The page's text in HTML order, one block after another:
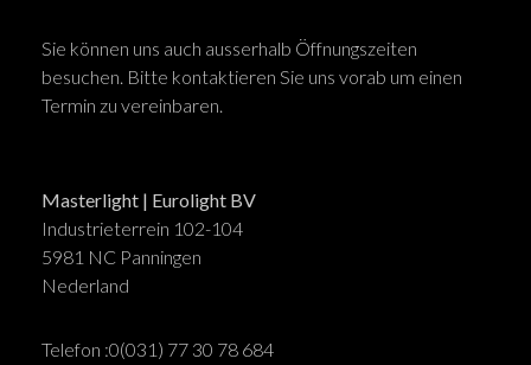
Sie können uns auch ausserhalb Öffnungszeiten
besuchen. Bitte kontaktieren Sie uns vorab um einen
Termin zu vereinbaren.
Masterlight | Eurolight BV
Industrieterrein 102-104
5981 NC Panningen
Nederland
Telefon :0(031) 77 30 78 684